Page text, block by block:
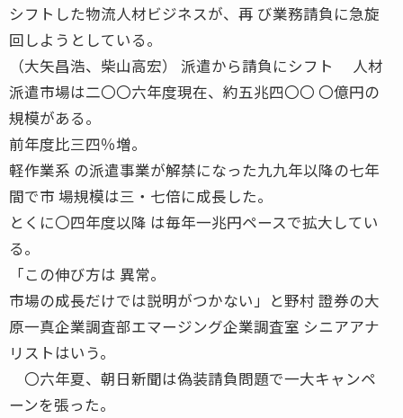
シフトした物流人材ビジネスが、再 び業務請負に急旋
回しようとしている。
（大矢昌浩、柴山高宏） 派遣から請負にシフト 人材
派遣市場は二〇〇六年度現在、約五兆四〇〇 〇億円の
規模がある。
前年度比三四％増。
軽作業系 の派遣事業が解禁になった九九年以降の七年
間で市 場規模は三・七倍に成長した。
とくに〇四年度以降 は毎年一兆円ペースで拡大してい
る。
「この伸び方は 異常。
市場の成長だけでは説明がつかない」と野村 證券の大
原一真企業調査部エマージング企業調査室 シニアアナ
リストはいう。
〇六年夏、朝日新聞は偽装請負問題で一大キャンペ
ーンを張った。